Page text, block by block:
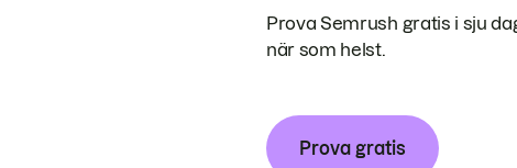
Prova Semrush gratis i sju
när som helst.
Prova gratis